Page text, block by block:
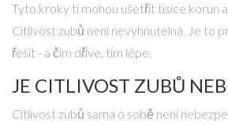
Tyto kroky ti mohou ušetřit tisíce korun
Citlivost zubů není nevyhnutelná. Je to
řešit - a čím dříve, tím lépe.
JE CITLIVOST ZUBŮ
Citlivost zubů sama o sobě není